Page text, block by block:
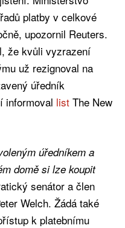
platby v celkové
upozornil Reuters.
že kvůli vyzrazení
už rezignoval na
úředník
informoval list The New
úředníkem a
domě si lze koupit
senátor a člen
Welch. Žádá také
k platebnímu